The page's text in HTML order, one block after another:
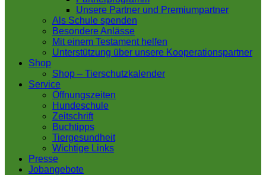
Unsere Partner und Premiumpartner
Als Schule spenden
Besondere Anlässe
Mit einem Testament helfen
Unterstützung über unsere Kooperationspartner
Shop
Shop – Tierschutzkalender
Service
Öffnungszeiten
Hundeschule
Zeitschrift
Buchtipps
Tiergesundheit
Wichtige Links
Presse
Jobangebote